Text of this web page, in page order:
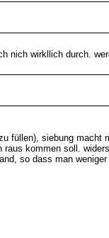
wirkllich durch.
siebung macht
kommen soll.
so dass man